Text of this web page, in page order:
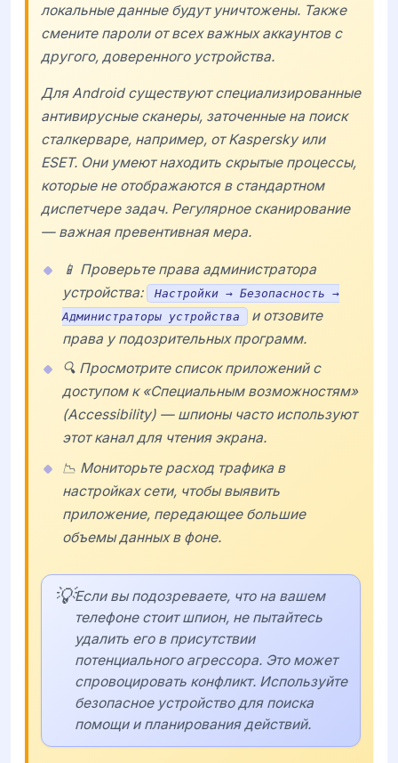
локальные данные будут уничтожены. Также
смените пароли от всех важных аккаунтов с
другого, доверенного устройства.
Для Android существуют специализированные
антивирусные сканеры, заточенные на поиск
сталкерваре, например, отKasperskyили
ESET. Они умеют находить скрытые процессы,
которые не отображаются в стандартном
диспетчере задач. Регулярное сканирование
— важная превентивная мера.
📱 Проверьте права администратора
устройства:
Настройки → Безопасность →
Администраторы устройства
и отзовите
права у подозрительных программ.
🔍 Просмотрите список приложений с
доступом к «Специальным возможностям»
(Accessibility) — шпионы часто используют
этот канал для чтения экрана.
📉 Мониторьте расход трафика в
настройках сети, чтобы выявить
приложение, передающее большие
объемы данных в фоне.
💡Если вы подозреваете, что на вашем
телефоне стоит шпион, не пытайтесь
удалить его в присутствии
потенциального агрессора. Это может
спровоцировать конфликт. Используйте
безопасное устройство для поиска
помощи и планирования действий.